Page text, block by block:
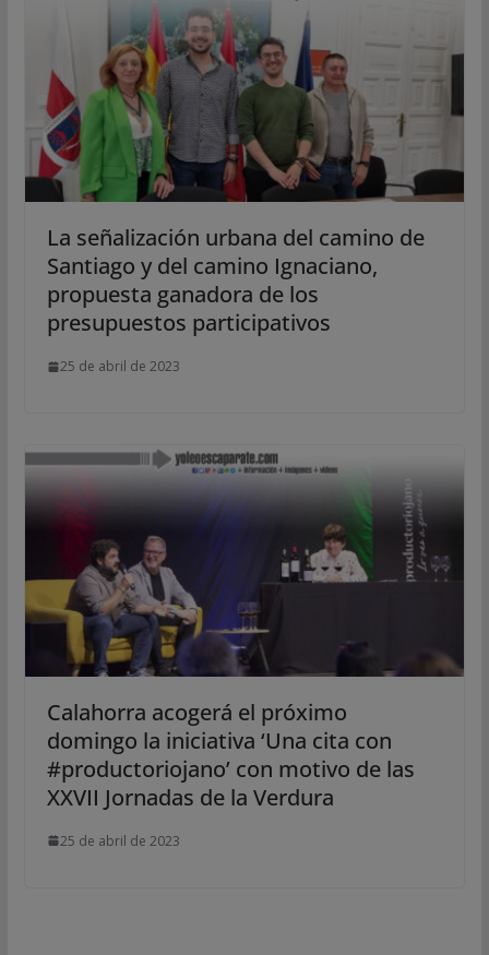
La señalización urbana del camino de
Santiago y del camino Ignaciano,
propuesta ganadora de los
presupuestos participativos
25 de abril de 2023
Calahorra acogerá el próximo
domingo la iniciativa ‘Una cita con
#productoriojano’ con motivo de las
XXVII Jornadas de la Verdura
25 de abril de 2023